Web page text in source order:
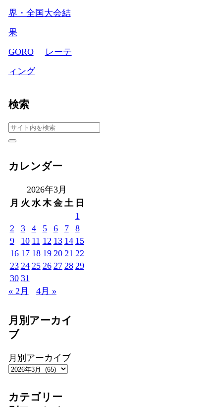
界・全国大会結
果
GORO
レーテ
ィング
検索
カレンダー
2026年3月
月 火 水 木 金 土 日
1
2
3 4 5 6 7
8
9
10 11 12 13 14 15
16 17 18 19 20 21 22
23 24 25 26 27 28 29
30 31
« 2月
4月 »
月別アーカイ
ブ
月別アーカイブ
カテゴリー